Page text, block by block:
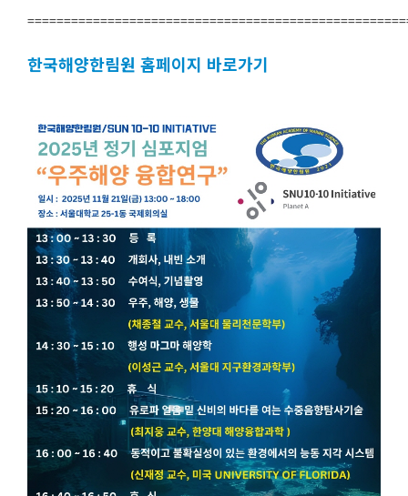
한국해양한림원 홈페이지 바로가기